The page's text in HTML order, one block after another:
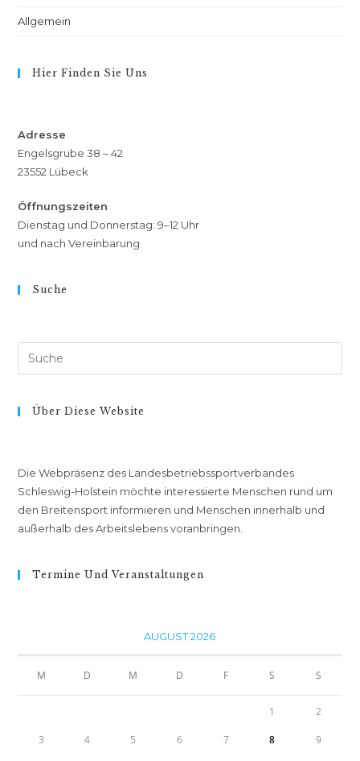
Allgemein
Hier Finden Sie Uns
Adresse
Engelsgrube 38 – 42
23552 Lübeck
Öffnungszeiten
Dienstag und Donnerstag: 9–12 Uhr
und nach Vereinbarung
Suche
Suche
nach:
Über Diese Website
Die Webpräsenz des Landesbetriebssportverbandes
Schleswig-Holstein möchte interessierte Menschen rund um
den Breitensport informieren und Menschen innerhalb und
außerhalb des Arbeitslebens voranbringen.
Termine Und Veranstaltungen
AUGUST 2026
M D M D F S S
1 2
3 4 5 6 7 8 9